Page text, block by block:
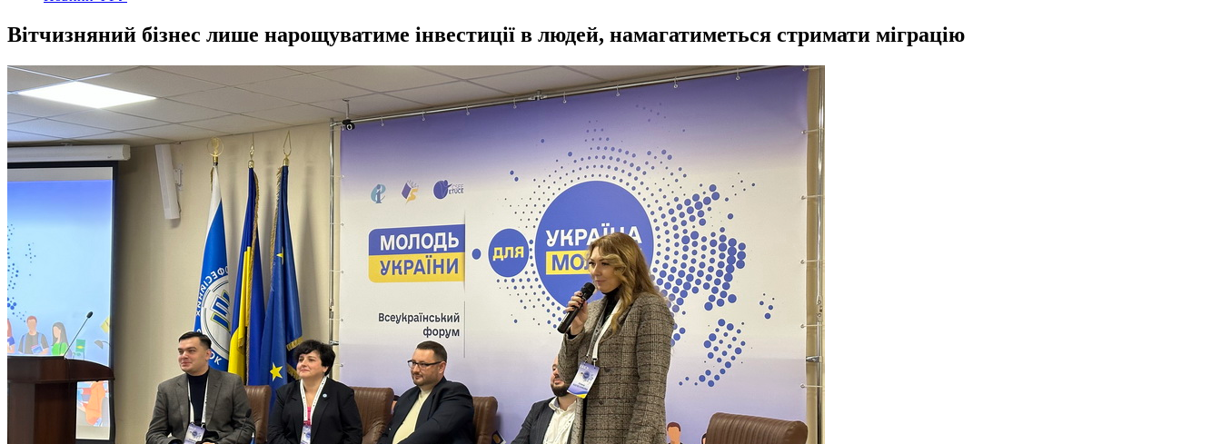
Вітчизняний бізнес лише нарощуватиме інвестиції в людей, намагатиметься стримати міграцію